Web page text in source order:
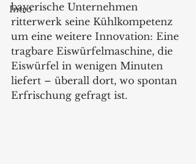
Intro
bayerische Unternehmen
ritterwerk seine Kühlkompetenz
um eine weitere Innovation: Eine
tragbare Eiswürfelmaschine, die
Eiswürfel in wenigen Minuten
liefert – überall dort, wo spontan
Erfrischung gefragt ist.